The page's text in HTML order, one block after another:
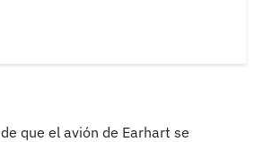
que el avión de Earhart se